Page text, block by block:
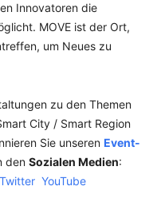
Innovatoren die
MOVE ist der Ort,
um Neues zu
zu den Themen
City / Smart Region
Sie unseren Event-
den Sozialen Medien:
Twitter YouTube